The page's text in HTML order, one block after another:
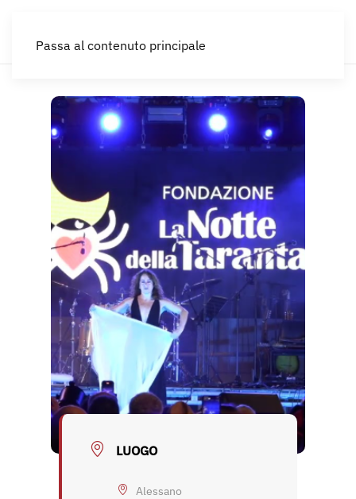
Passa al contenuto principale
LUOGO
Alessano